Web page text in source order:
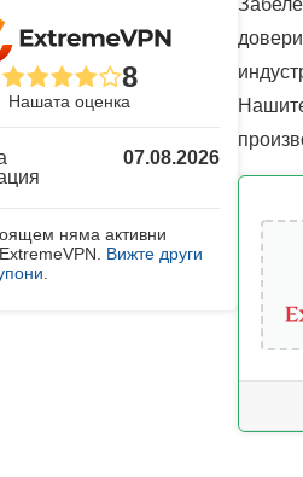
8
Нашата оценка
07.08.2026
няма активни
Вижте други